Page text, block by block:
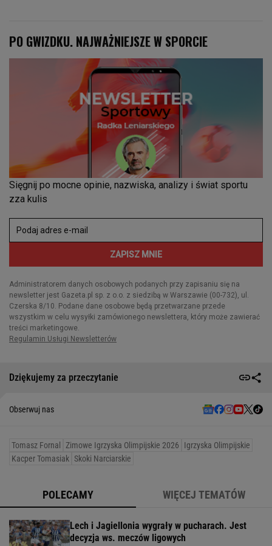
Dziękujemy za przeczytanie
Obserwuj nas
Tomasz Fornal Zimowe Igrzyska Olimpijskie 2026
Igrzyska Olimpijskie
Kacper Tomasiak Skoki Narciarskie
POLECAMY WIĘCEJ TEMATÓW
Lech i Jagiellonia wygrały w pucharach. Jest
decyzja ws. meczów ligowych